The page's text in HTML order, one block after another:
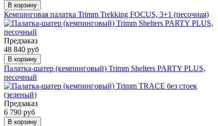
В корзину
Кемпинговая палатка Trimm Trekking FOCUS, 3+1 (песочная)
Предзаказ
48 840 руб
В корзину
Палатка-шатер (кемпинговый) Trimm Shelters PARTY PLUS,
песочный
Предзаказ
6 790 руб
В корзину